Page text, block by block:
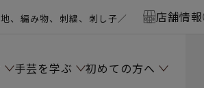
、編み物、刺繍、刺し子／ 店舗情報
手芸を学ぶ 初めての方へ